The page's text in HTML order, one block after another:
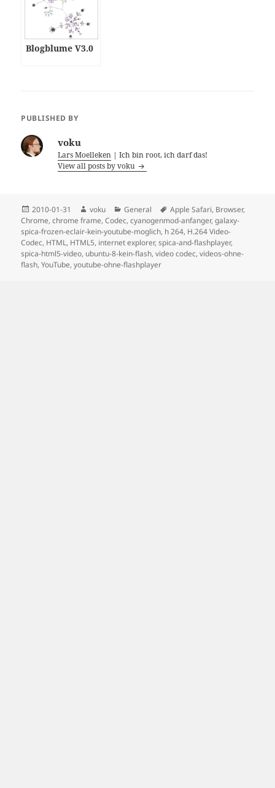
Blogblume V3.0
PUBLISHED BY
voku
Lars Moelleken | Ich bin root, ich darf das!
View all posts by voku
Posted
on
2010-01-31 Author
voku Categories
General Tags
Apple Safari, Browser,
Chrome,chrome frame,Codec,cyanogenmod-anfanger,galaxy-
spica-frozen-eclair-kein-youtube-moglich, h 264, H.264 Video-
Codec, HTML, HTML5, internet explorer,spica-and-flashplayer,
spica-html5-video, ubuntu-8-kein-flash,video codec,videos-ohne-
flash,YouTube,youtube-ohne-flashplayer